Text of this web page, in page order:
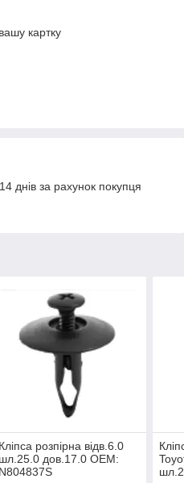
картку
днів за рахунок покупця
Кліпса розпірна відв.6.0
шл.25.0 дов.17.0 OEM:
N804837S